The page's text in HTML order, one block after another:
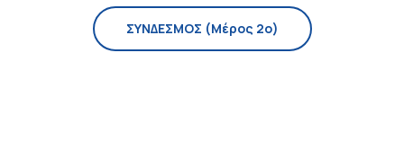
ΣΥΝΔΕΣΜΟΣ (Μέρος 2ο)